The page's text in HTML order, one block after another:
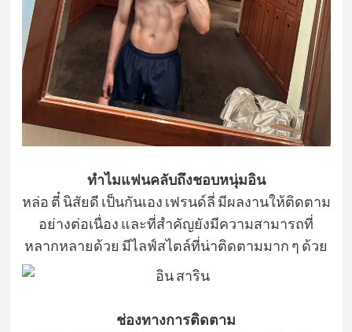
ทำไมแฟนคลับถึงชอบหนุ่มอิน
หล่อ ตี๋ นิสัยดี เป็นกันเอง เฟรนด์ลี่ มีผลงานให้ติดตาม
อย่างต่อเนื่อง และที่สำคัญยังมีความสามารถที่
หลากหลายด้วย มีไลฟ์สไตล์ที่น่าติดตามมาก ๆ ด้วย
ช่องทางการติดตาม